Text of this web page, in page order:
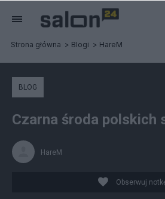
Strona główna Blogi HareM
BLOG
Czarna środa polskich
HareM
Obserwuj